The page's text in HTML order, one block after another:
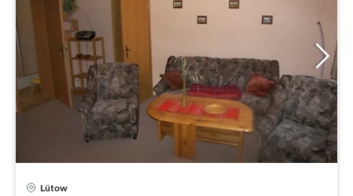
Lütow